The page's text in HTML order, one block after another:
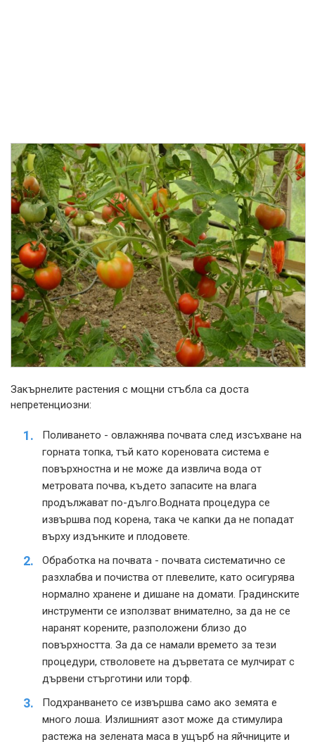
Закърнелите растения с мощни стъбла са доста
непретенциозни:
Поливането - овлажнява почвата след изсъхване на
горната топка, тъй като кореновата система е
повърхностна и не може да извлича вода от
метровата почва, където запасите на влага
продължават по-дълго.Водната процедура се
извършва под корена, така че капки да не попадат
върху издънките и плодовете.
Обработка на почвата - почвата систематично се
разхлабва и почиства от плевелите, като осигурява
нормално хранене и дишане на домати. Градинските
инструменти се използват внимателно, за да не се
наранят корените, разположени близо до
повърхността. За да се намали времето за тези
процедури, стволовете на дърветата се мулчират с
дървени стърготини или торф.
Подхранването се извършва само ако земята е
много лоша. Излишният азот може да стимулира
растежа на зелената маса в ущърб на яйчниците и